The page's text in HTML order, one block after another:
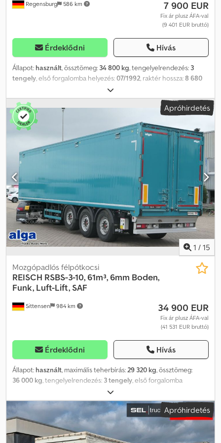
Regensburg 586 km 7 900 EUR
Fix ár plusz ÁFA-val
(9 401 EUR bruttó)
Érdeklődni Hívás
Állapot: használt, össztömeg: 34 800 kg, tengelyelrendezés: 3
tengely, első forgalomba helyezés:07/1992, raktér hossza:8 680
2 280 mm
rakodótér térfogata:32 m³, Felszereltség:ABS, Jármű azonosító
száma: 73513 HÁTSÓ BILLENŐS - Acél váz - ALU billenőfelépítmény
Német műszaki vizsga (HU) esedékes Saját tömeg: 6 700 kg
Felépítmény méretei: 8 680 x 2 280 x 1 600 mm Teljes térfogat: 32
m³ BPW tengelyek dobfékkel Légrugós felfüggesztés
EMELŐTENGELY Kurblis támasztólábak Kétszárnyú hátsó ajtó 1 db
eltolható zárral Abroncsméret: 385/65 R 22,5 A változtatás,
közbenső értékesítés és tévedés jogát fenntartjuk. A leírás a
jármű általános azonosítására szolgál, és nem minősül adásvételi
szavatosságnak. A szerződés szerinti leírás az irányadó. Ajánlatunk
általában nem tartalmaz új német műszaki vizsgát (TÜV).
Amennyiben új műszaki vizsgát igényel, partner szervizeink egyedi
ajánlatot adnak! A jármű reklámmatricákkal és/vagy feliratokkal
ellátott lehet. Általános szállítási és fizetési feltételeink
érvényesek. Dsdpfsy Sc Smex Agusck
Apróhirdetés
1 / 15
Sittensen 984 km
Mozgópadlós félpótkocsi
REISCH RSBS-3-10, 61m³, 6mm Boden,
Funk, Luft-Lift, SAF
34 900 EUR
Fix ár plusz ÁFA-val
(41 531 EUR bruttó)
Érdeklődni Hívás
Állapot: használt, maximális teherbírás:29 320 kg, össztömeg:
36 000 kg, tengelyelrendezés: 3 tengely, első forgalomba
, raktér hossza:10 150 mm
2 480 mm, raktérmagasság:2 415 mm, rakodótér térfogata:61 m³,
teljes szélesség:2 550 mm, teljes magasság:3 995 mm,
Felszereltség:ABS
, REISCH billenctalpados felépítmény, +/- 61
köbméter, „Cargo-Floor” padló, 21 darab 6 mm vastag léccel,
Apróhirdetés